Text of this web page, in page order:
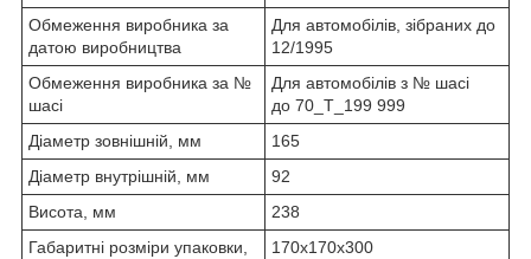
Обмеження виробника за
датою виробництва
Для автомобілів, зібраних до
12/1995
Обмеження виробника за №
шасі
Для автомобілів з № шасі
до 70_T_199 999
Діаметр зовнішній, мм
165
Діаметр внутрішній, мм
92
Висота, мм
238
Габаритні розміри упаковки,
170х170х300